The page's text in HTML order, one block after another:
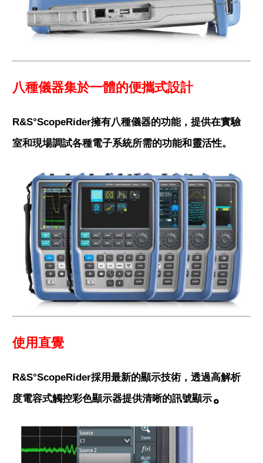
八種儀器集於一體的便攜式設計
R&S°ScopeRider擁有八種儀器的功能，提供在實驗
室和現場調試各種電子系統所需的功能和靈活性。
使用直覺
R&S°ScopeRider採用最新的顯示技術，透過高解析
度電容式觸控彩色顯示器提供清晰的訊號顯示。